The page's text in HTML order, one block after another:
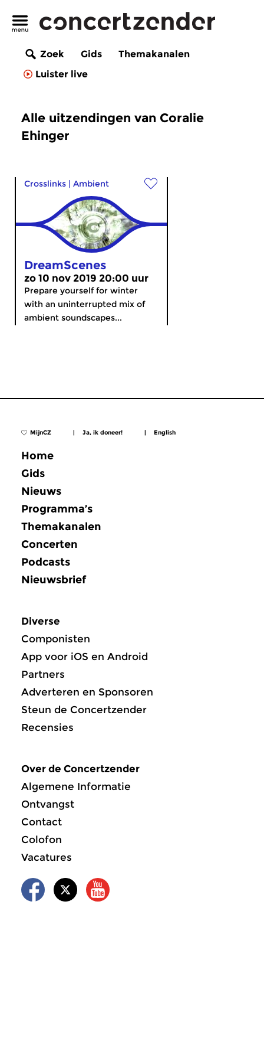
Zoek Gids
Themakanalen
Luister live
Alle uitzendingen van Coralie
Ehinger
Crosslinks | Ambient
DreamScenes
zo 10 nov 2019 20:00 uur
Prepare yourself for winter
with an uninterrupted mix of
ambient soundscapes...
MijnCZ | Ja, ik doneer! | English
Home
Gids
Nieuws
Programma’s
Themakanalen
Concerten
Podcasts
Nieuwsbrief
Diverse
Componisten
App voor iOS en Android
Partners
Adverteren en Sponsoren
Steun de Concertzender
Recensies
Over de Concertzender
Algemene Informatie
Ontvangst
Contact
Colofon
Vacatures